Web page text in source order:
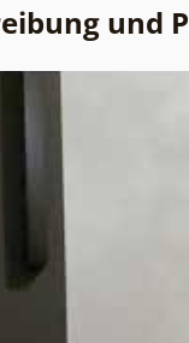
und